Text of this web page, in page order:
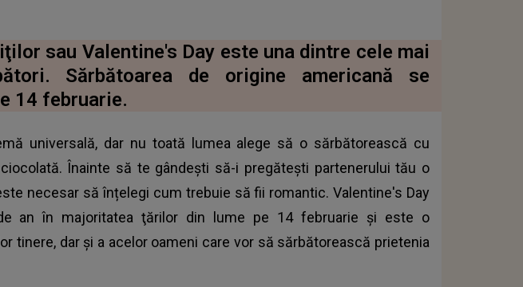
sau Valentine's Day este una dintre cele mai
Sărbătoarea de origine americană se
14 februarie.
universală, dar nu toată lumea alege să o sărbătorească cu
Înainte să te gândeşti să-i pregătești partenerului tău o
necesar să înțelegi cum trebuie să fii romantic.Valentine's Day
an în majoritatea ţărilor din lume pe 14 februarie şi este o
tinere, dar şi a acelor oameni care vor să sărbătorească prietenia